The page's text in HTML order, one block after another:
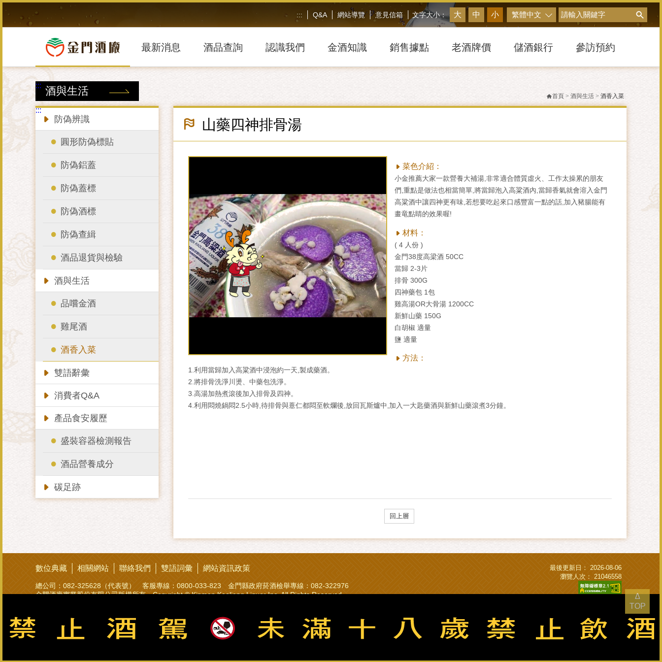
Δ
TOP
到
塊
搜尋
繁體中文
文字大小： 大 中 小
::: Q&A 網站導覽 意見信箱
最新消息 酒品查詢 認識我們 金酒知識 銷售據點 老酒牌價 儲酒銀行 參訪預約
:::
:::
酒與生活
防偽辨識
圓形防偽標貼
防偽鋁蓋
防偽蓋標
防偽酒標
防偽查緝
酒品退貨與檢驗
酒與生活
品嚐金酒
雞尾酒
酒香入菜
雙語辭彙
消費者Q&A
產品食安履歷
盛裝容器檢測報告
酒品營養成分
碳足跡
首頁 > 酒與生活 > 酒香入菜
山藥四神排骨湯
菜色介紹：
小金推薦大家一款營養大補湯,非常適合體質虛火、工作太操累的朋友
們,重點是做法也相當簡單,將當歸泡入高粱酒內,當歸香氣就會溶入金門
高粱酒中讓四神更有味,若想要吃起來口感豐富一點的話,加入豬腸能有
畫⻯點睛的效果喔!
材料：
( 4 人份 )
金門38度高梁酒 50CC
當歸 2-3片
排骨 300G
四神藥包 1包
雞高湯OR大骨湯 1200CC
新鮮山藥 150G
白胡椒 適量
鹽 適量
方法：
1.利用當歸加入高粱酒中浸泡約一天,製成藥酒。
2.將排骨洗淨川燙、中藥包洗淨。
3.高湯加熱煮滾後加入排骨及四神。
4.利用悶燒鍋悶2.5小時,待排骨與薏仁都悶至軟爛後,放回瓦斯爐中,加入一大匙藥酒與新鮮山藥滾煮3分鐘。
回上層
數位典藏 相關網站 聯絡我們 雙語詞彙 網站資訊政策
總公司：082-325628（代表號） 客服專線：0800-033-823 金門縣政府菸酒檢舉專線：082-322976
金門酒廠實業股份有限公司版權所有 Copyright © Kinmen Kaoliang Liquor Inc. All Rights Reserved.
最後更新日： 2026-08-06
瀏覽人次： 21046558